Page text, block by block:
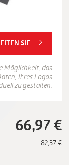
SIE
Möglichkeit, das
Ihres Logos
zu gestalten.
66,97 €
82,37 €